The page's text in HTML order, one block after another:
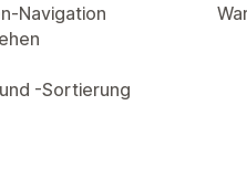
Navigation
-Sortierung